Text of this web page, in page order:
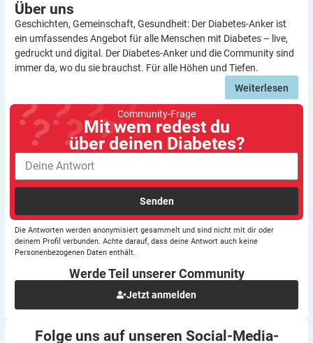
Über uns
Geschichten, Gemeinschaft, Gesundheit: Der Diabetes-Anker ist
ein umfassendes Angebot für alle Menschen mit Diabetes – live,
gedruckt und digital. Der Diabetes-Anker und die Community sind
immer da, wo du sie brauchst. Für alle Höhen und Tiefen.
Weiterlesen
Community-Frage
Mit wem redest du
über deinen Diabetes?
Senden
Die Antworten werden anonymisiert gesammelt und sind nicht mit dir oder
deinem Profil verbunden. Achte darauf, dass deine Antwort auch keine
Personenbezogenen Daten enthält.
Werde Teil unserer Community
Jetzt anmelden
Folge uns auf unseren Social-Media-